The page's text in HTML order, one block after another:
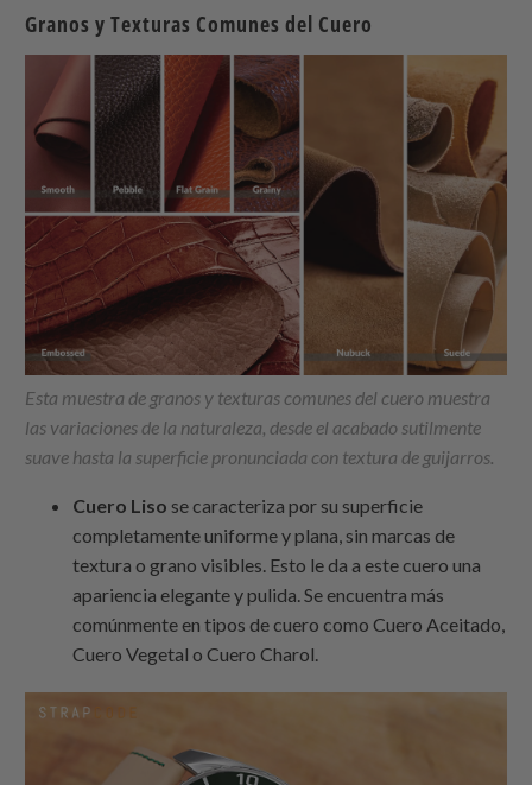
Granos y Texturas Comunes del Cuero
Esta muestra de granos y texturas comunes del cuero muestra
las variaciones de la naturaleza, desde el acabado sutilmente
suave hasta la superficie pronunciada con textura de guijarros.
Cuero Liso se caracteriza por su superficie
completamente uniforme y plana, sin marcas de
textura o grano visibles. Esto le da a este cuero una
apariencia elegante y pulida. Se encuentra más
comúnmente en tipos de cuero como Cuero Aceitado,
Cuero Vegetal o Cuero Charol.